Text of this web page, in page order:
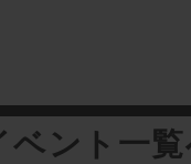
ベント一